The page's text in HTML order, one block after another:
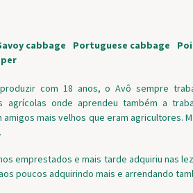
cabbage Portuguese cabbage
com 18 anos, o Avô sempre
agrícolas onde aprendeu também a
mais velhos que eram agricultores.
emprestados e mais tarde adquiriu nas
poucos adquirindo mais e arrendando